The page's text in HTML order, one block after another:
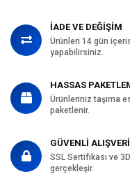
İADE VE DEĞİŞİM
Ürünleri 14 gün
yapabilirsiniz.
HASSAS
Ürünleriniz taşıma
paketlenir.
GÜVENLİ
SSL Sertifikası ve
gerçekleşir.